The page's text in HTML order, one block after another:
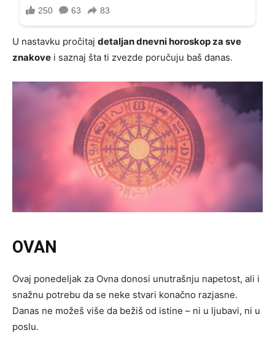
U nastavku pročitaj detaljan dnevni horoskop za sve
znakove i saznaj šta ti zvezde poručuju baš danas.
OVAN
Ovaj ponedeljak za Ovna donosi unutrašnju napetost, ali i
snažnu potrebu da se neke stvari konačno razjasne.
Danas ne možeš više da bežiš od istine – ni u ljubavi, ni u
poslu.